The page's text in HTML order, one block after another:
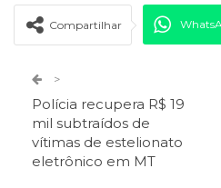
Compartilhar
ReddIt Pinterest
Facebook Messenger
>
Polícia recupera R$ 19
mil subtraídos de
vítimas de estelionato
eletrônico em MT